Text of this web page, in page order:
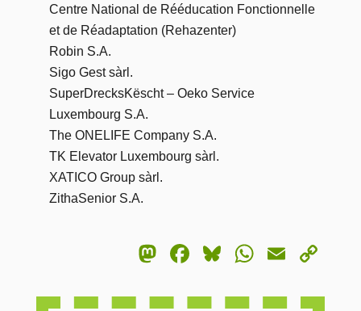
Centre National de Rééducation Fonctionnelle
et de Réadaptation (Rehazenter)
Robin S.A.
Sigo Gest sàrl.
SuperDrecksKëscht – Oeko Service
Luxembourg S.A.
The ONELIFE Company S.A.
TK Elevator Luxembourg sàrl.
XATICO Group sàrl.
ZithaSenior S.A.
Mastodon
Facebook
BlueskyEmail